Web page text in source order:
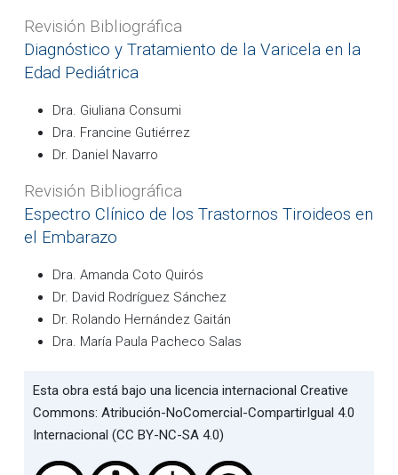
Revisión Bibliográfica
Diagnóstico y Tratamiento de la Varicela en la
Edad Pediátrica
Dra. Giuliana Consumi
Dra. Francine Gutiérrez
Dr. Daniel Navarro
Revisión Bibliográfica
Espectro Clínico de los Trastornos Tiroideos en
el Embarazo
Dra. Amanda Coto Quirós
Dr. David Rodríguez Sánchez
Dr. Rolando Hernández Gaitán
Dra. María Paula Pacheco Salas
Esta obra está bajo una licencia internacional Creative
Commons: Atribución-NoComercial-CompartirIgual 4.0
Internacional (CC BY-NC-SA 4.0)